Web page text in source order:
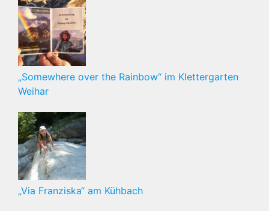
„Somewhere over the Rainbow“ im Klettergarten
Weihar
„Via Franziska“ am Kühbach